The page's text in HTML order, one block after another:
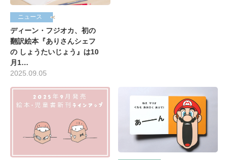
ニュース
ディーン・フジオカ、初の
翻訳絵本『ありさんシェフ
の しょうたいじょう』は10
月1…
2025.09.05